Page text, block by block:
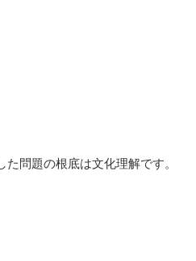
問題の根底は文化理解です。